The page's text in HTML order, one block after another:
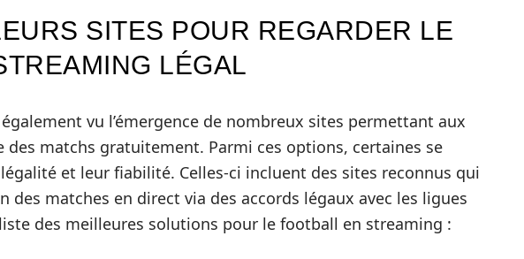
SITES POUR REGARDER LE
LÉGAL
vu l’émergence de nombreux sites permettant aux
des matchs gratuitement. Parmi ces options, certaines se
et leur fiabilité. Celles-ci incluent des sites reconnus qui
des matches en direct via des accords légaux avec les ligues
des meilleures solutions pour le football en streaming :